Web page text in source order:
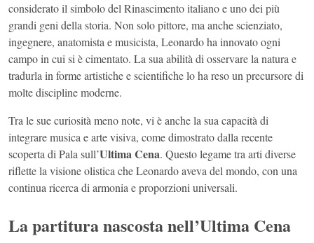
considerato il simbolo del Rinascimento italiano e uno dei più
grandi geni della storia. Non solo pittore, ma anche scienziato,
ingegnere, anatomista e musicista, Leonardo ha innovato ogni
campo in cui si è cimentato. La sua abilità di osservare la natura e
tradurla in forme artistiche e scientifiche lo ha reso un precursore di
molte discipline moderne.
Tra le sue curiosità meno note, vi è anche la sua capacità di
integrare musica e arte visiva, come dimostrato dalla recente
scoperta di Pala sull’Ultima Cena. Questo legame tra arti diverse
riflette la visione olistica che Leonardo aveva del mondo, con una
continua ricerca di armonia e proporzioni universali.
La partitura nascosta nell’Ultima Cena